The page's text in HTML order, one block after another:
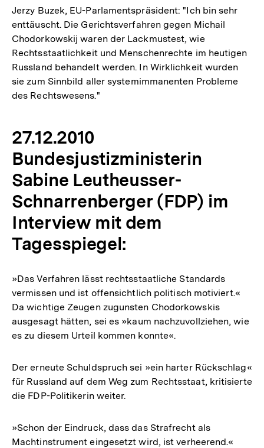
Jerzy Buzek, EU-Parlamentspräsident: "Ich bin sehr
enttäuscht. Die Gerichtsverfahren gegen Michail
Chodorkowskij waren der Lackmustest, wie
Rechtsstaatlichkeit und Menschenrechte im heutigen
Russland behandelt werden. In Wirklichkeit wurden
sie zum Sinnbild aller systemimmanenten Probleme
des Rechtswesens."
27.12.2010
Bundesjustizministerin
Sabine Leutheusser-
Schnarrenberger (FDP) im
Interview mit dem
Tagesspiegel:
»Das Verfahren lässt rechtsstaatliche Standards
vermissen und ist offensichtlich politisch motiviert.«
Da wichtige Zeugen zugunsten Chodorkowskis
ausgesagt hätten, sei es »kaum nachzuvollziehen, wie
es zu diesem Urteil kommen konnte«.
Der erneute Schuldspruch sei »ein harter Rückschlag«
für Russland auf dem Weg zum Rechtsstaat, kritisierte
die FDP-Politikerin weiter.
»Schon der Eindruck, dass das Strafrecht als
Machtinstrument eingesetzt wird, ist verheerend.«